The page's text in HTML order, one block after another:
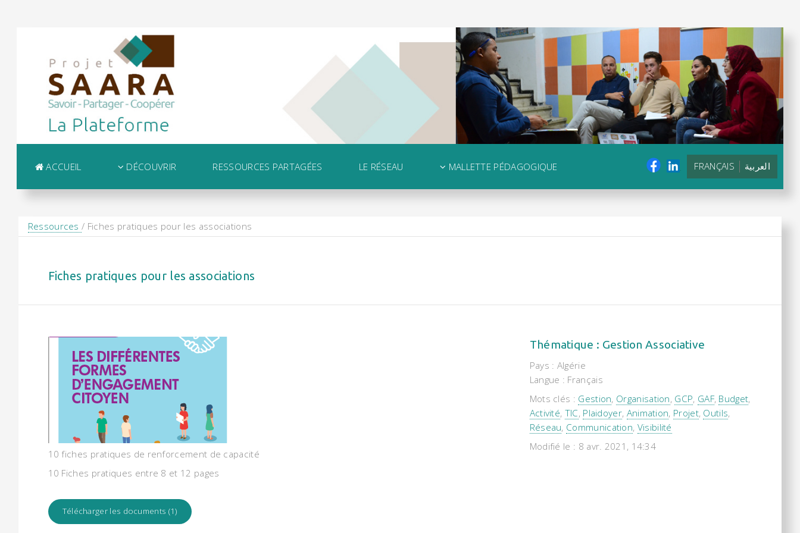
ACCUEIL DÉCOUVRIR RESSOURCES PARTAGÉES LE RÉSEAU MALLETTE PÉDAGOGIQUE FRANÇAIS العربية
Ressources/ Fiches pratiques pour les associations
Fiches pratiques pour les associations
10 fiches pratiques de renforcement de capacité
10 Fiches pratiques entre 8 et 12 pages
Thématique : Gestion Associative
Pays : Algérie
Langue : Français
Mots clés : Gestion, Organisation, GCP, GAF, Budget,
Activité, TIC, Plaidoyer, Animation, Projet, Outils,
Réseau, Communication, Visibilité
Modifié le : 8 avr. 2021, 14:34
Télécharger les documents (1)